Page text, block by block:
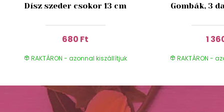
Dísz szeder csokor 13 cm
680 Ft
RAKTÁRON - azonnal kiszállítjuk
Gombák, 3
1
RAKTÁRON -